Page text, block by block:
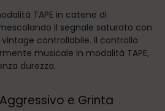
TAPE in catene di
il segnale saturato con
controllabile. Il controllo
musicale in modalità TAPE,
durezza.
e Grinta